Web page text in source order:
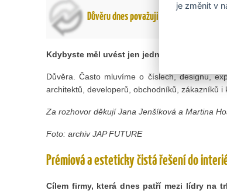
Důvěru dnes považuji za největší přidanou
Kdybyste měl uvést jen jednu věc, která má
Důvěra. Často mluvíme o číslech, designu,
architektů, developerů, obchodníků, zákazníků i
Za rozhovor děkují Jana Jenšíková a Martina
Foto: archiv JAP FUTURE
Prémiová a esteticky čistá řešení do
Cílem firmy, která dnes patří mezi lídry na
je změnit v